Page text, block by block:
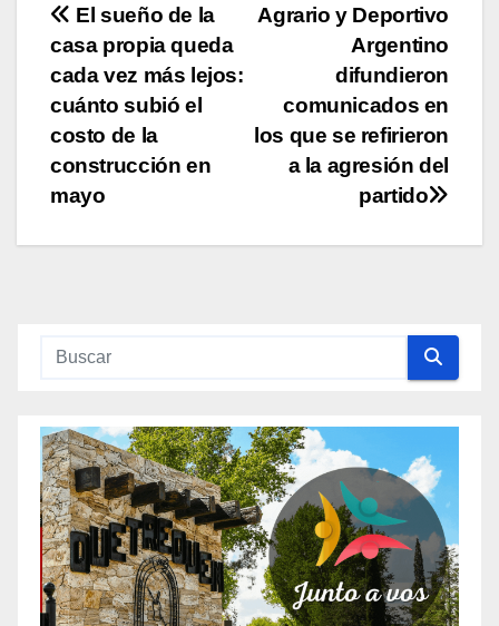
Navegación
de
entradas
Agrario y Deportivo
Argentino
difundieron
comunicados en
los que se refirieron
a la agresión del
partido
El sueño de la
casa propia queda
cada vez más lejos:
cuánto subió el
costo de la
construcción en
mayo